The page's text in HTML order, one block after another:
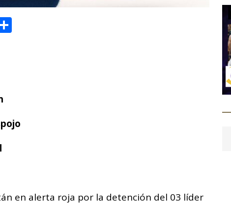
r
en alerta roja por la detención del 03 líder